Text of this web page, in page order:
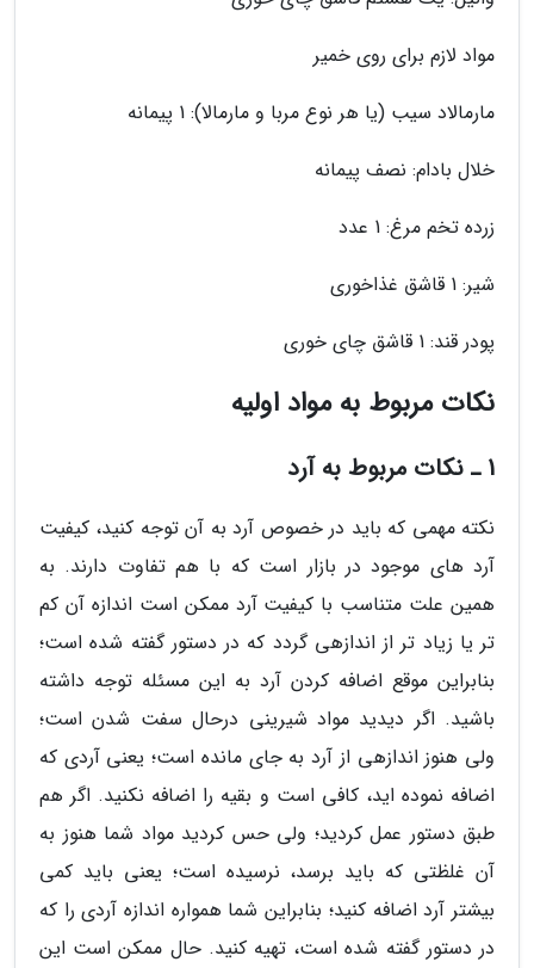
مواد لازم برای روی خمیر
مارمالاد سیب (یا هر نوع مربا و مارمالا): 1 پیمانه
خلال بادام: نصف پیمانه
زرده تخم مرغ: 1 عدد
شیر: 1 قاشق غذاخوری
پودر قند: 1 قاشق چای خوری
نکات مربوط به مواد اولیه
1 ـ نکات مربوط به آرد
نکته مهمی که باید در خصوص آرد به آن توجه کنید، کیفیت
آرد های موجود در بازار است که با هم تفاوت دارند. به
همین علت متناسب با کیفیت آرد ممکن است اندازه آن کم
تر یا زیاد تر از اندازهی گردد که در دستور گفته شده است؛
بنابراین موقع اضافه کردن آرد به این مسئله توجه داشته
باشید. اگر دیدید مواد شیرینی درحال سفت شدن است؛
ولی هنوز اندازهی از آرد به جای مانده است؛ یعنی آردی که
اضافه نموده اید، کافی است و بقیه را اضافه نکنید. اگر هم
طبق دستور عمل کردید؛ ولی حس کردید مواد شما هنوز به
آن غلظتی که باید برسد، نرسیده است؛ یعنی باید کمی
بیشتر آرد اضافه کنید؛ بنابراین شما همواره اندازه آردی را که
در دستور گفته شده است، تهیه کنید. حال ممکن است این